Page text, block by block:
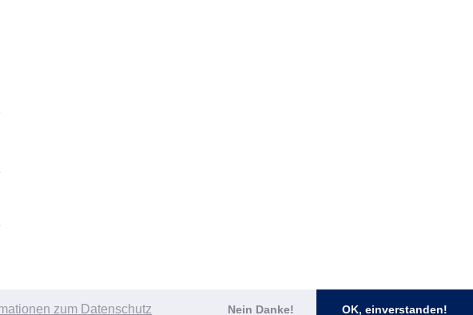
zum Datenschutz Nein Danke! OK, einverstanden!